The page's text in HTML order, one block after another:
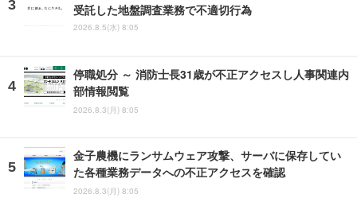
受託した地盤調査業務で不適切行為
2026.8.5(水) 8:05
停職処分 ～ 消防士長31歳が不正アクセスし人事関連内
部情報閲覧
2026.8.3(月) 8:05
金子農機にランサムウェア攻撃、サーバに保存してい
た各種業務データへの不正アクセスを確認
2026.8.3(月) 8:05